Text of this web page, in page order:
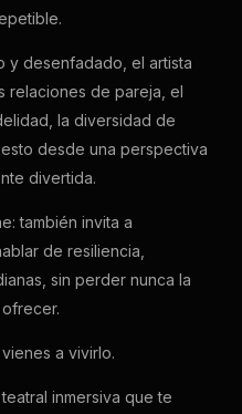
y desenfadado, el artista
relaciones de pareja, el
la diversidad de
desde una perspectiva
divertida.
también invita a
de resiliencia,
sin perder nunca la
a vivirlo.
inmersiva que te